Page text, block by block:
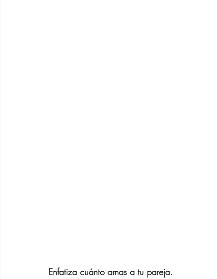
Enfatiza cuánto amas a tu pareja.